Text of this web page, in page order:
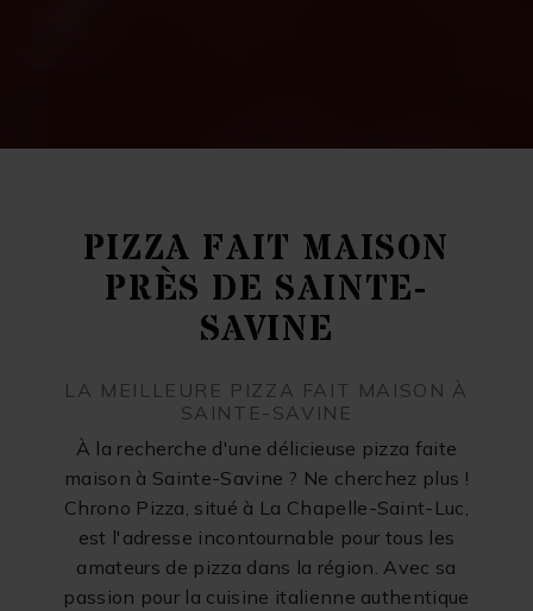
PIZZA FAIT MAISON
PRÈS DE SAINTE-
SAVINE
LA MEILLEURE PIZZA FAIT MAISON À
SAINTE-SAVINE
À la recherche d'une délicieuse pizza faite
maison à Sainte-Savine ? Ne cherchez plus !
Chrono Pizza, situé à La Chapelle-Saint-Luc,
est l'adresse incontournable pour tous les
amateurs de pizza dans la région. Avec sa
passion pour la cuisine italienne authentique